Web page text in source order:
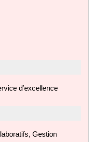
d’excellence
Gestion